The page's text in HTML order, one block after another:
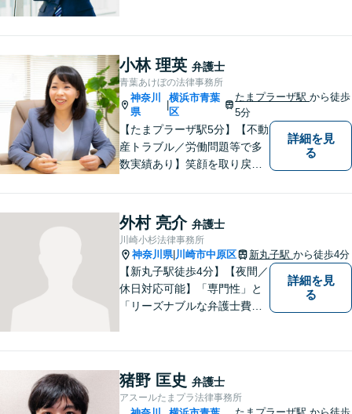
続・離婚に強み【二子玉川駅4
分】【夜間面談OK】
小林 理英 弁護士
青葉あけぼの法律事務所
神奈川
県
|
横浜市青葉
区
たまプラーザ駅から徒歩
5分
【たまプラーザ駅5分】【不動
産トラブル／労働問題等で多
数実績あり】笑顔を取り戻す
い，一緒にベストな解決を考
えます。【契約時点での明朗
会計】
詳細を見
る
外村 亮介 弁護士
川崎小杉法律事務所
神奈川県| 川崎市中原区 新丸子駅 から徒歩4分
【新丸子駅徒歩4分】【夜間／
休日対応可能】「専門性」と
「リーズナブルな弁護士費
事務所を目指しています。
【初回面談無料】法律トラブ
ルでお悩みの方は、お気軽に
詳細を見
る
猪野 匡史 弁護士
アスールたまプラ法律事務所
たまプラーザ駅から徒歩